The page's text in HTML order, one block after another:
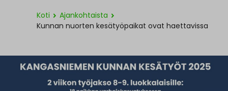
Koti
Ajankohtaista
Kunnan nuorten kesätyöpaikat ovat haettavissa